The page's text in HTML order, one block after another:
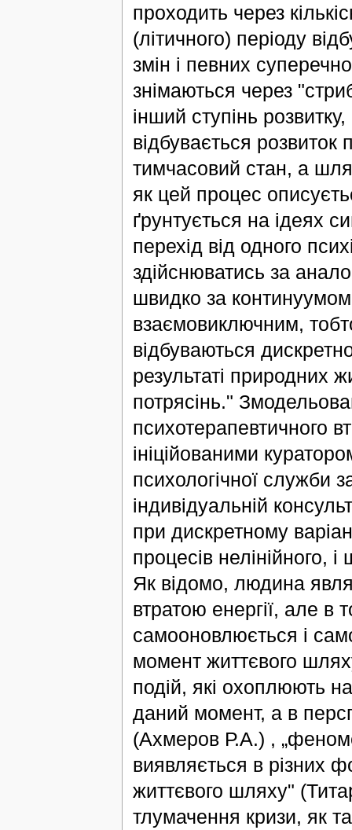
проходить через
(літичного) періоду
змін і певних
знімаються через
інший ступінь
відбувається
тимчасовий стан, а
як цей процес
ґрунтується на ідеях
перехід від одного
здійснюватись за
швидко за
взаємовиключним,
відбуваються
результаті природних
потрясінь."
психотерапевтичного
ініційованими
психологічної служби
індивідуальній
при дискретному
процесів нелінійного,
Як відомо, людина
втратою енергії, але
самооновлюється і
момент життєвого
подій, які охоплюють
даний момент, а в
(Ахмеров Р.А.) ,
виявляється в різних
життєвого шляху"
тлумачення кризи, як